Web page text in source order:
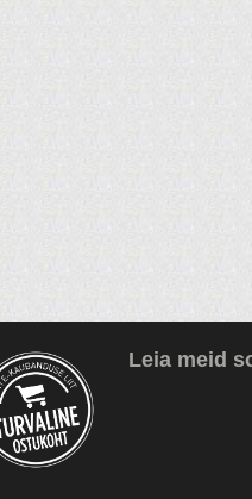
Leia meid